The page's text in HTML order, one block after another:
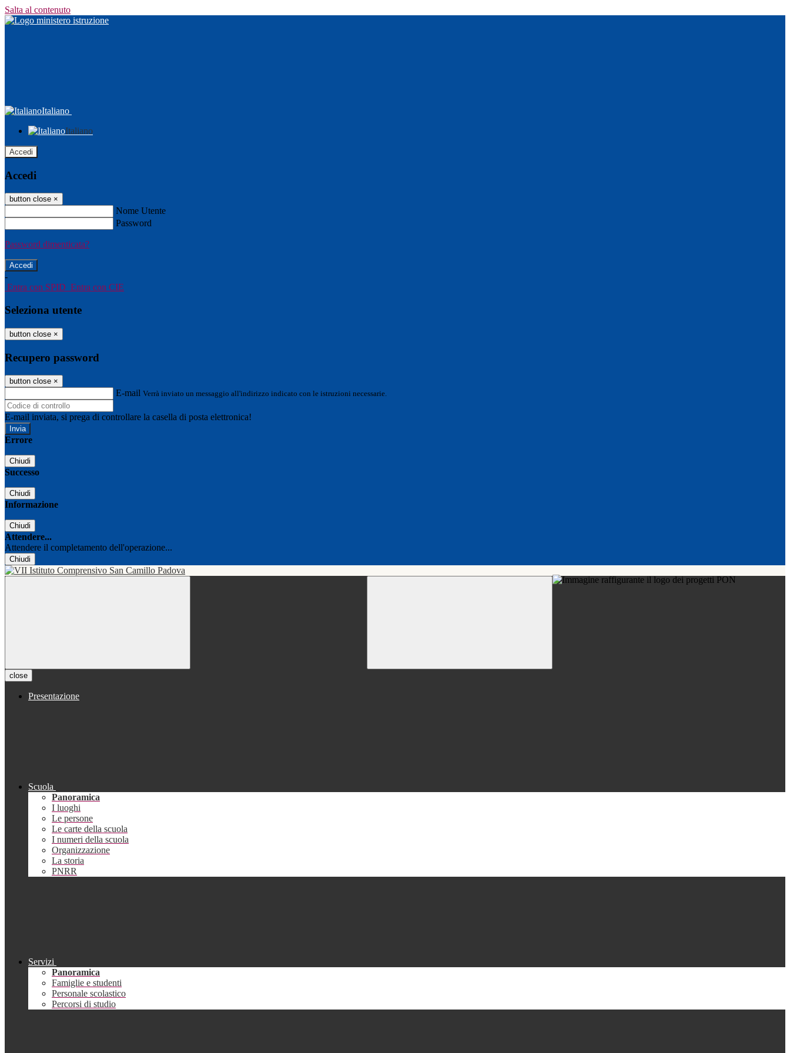
Salta al contenuto
Italiano
Italiano
Accedi
Accedi
button close ×
Nome Utente
Password
Password dimenticata?
-
Entra con SPID Entra con CIE
Seleziona utente
button close ×
Recupero password
button close ×
E-mail Verrà inviato un messaggio all'indirizzo indicato con le istruzioni necessarie.
E-mail inviata, si prega di controllare la casella di posta elettronica!
Errore
Chiudi
Successo
Chiudi
Informazione
Chiudi
Attendere...
Attendere il completamento dell'operazione...
Chiudi
close
Presentazione
Scuola
Panoramica
I luoghi
Le persone
Le carte della scuola
I numeri della scuola
Organizzazione
La storia
PNRR
Servizi
Panoramica
Famiglie e studenti
Personale scolastico
Percorsi di studio